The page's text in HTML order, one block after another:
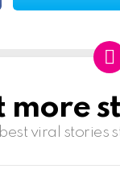
more
viral stories